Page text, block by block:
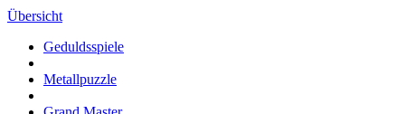
Übersicht
Geduldsspiele
Metallpuzzle